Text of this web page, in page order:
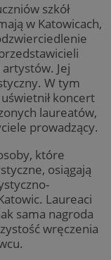
szkół
w Katowicach,
Jej
W tym
koncert
laureatów,
prowadzący.
które
osiągają
Laureaci
sama nagroda
wręczenia